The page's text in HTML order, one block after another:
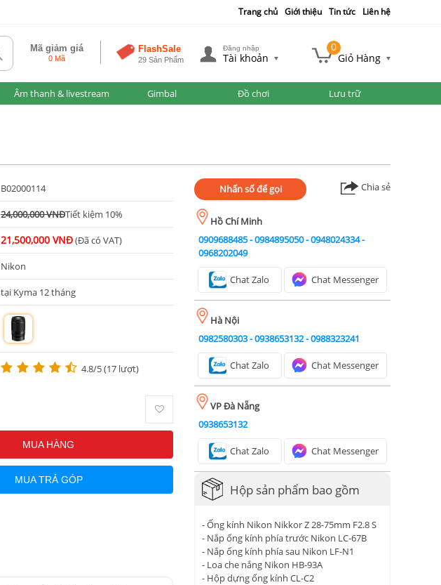
Trang chủ Giới thiệu Tin tức Liên hệ
Mã giảm giá
0 Mã
FlashSale
29 Sản Phẩm
Đăng nhập
Tài khoản
0
Giỏ Hàng
Âm thanh & livestream Gimbal Đồ chơi Lưu trữ
B02000114
24,000,000 VNĐTiết kiệm 10%
21,500,000 VNĐ(Đã có VAT)
Nikon
tại Kyma 12 tháng
m
4.8/5 (17 lượt)
MUA HÀNG
MUA TRẢ GÓP
Nhấn số để gọi Chia sẻ
Hồ Chí Minh
0909688485-0984895050-0948024334-
0968202049
Chat Zalo Chat Messenger
Hà Nội
0982580303-0938653132-0988323241
Chat Zalo Chat Messenger
VP Đà Nẵng
0938653132
Chat Zalo Chat Messenger
Hộp sản phẩm bao gồm
- Ống kính Nikon Nikkor Z 28-75mm F2.8 S
- Nắp ống kính phía trước Nikon LC-67B
- Nắp ống kính phía sau Nikon LF-N1
- Loa che nắng Nikon HB-93A
- Hộp dựng ống kính CL-C2